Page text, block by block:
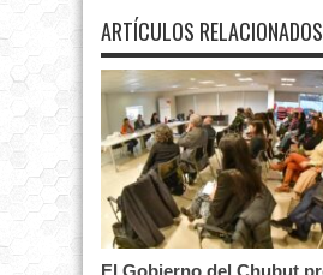
ARTÍCULOS RELACIONADOS